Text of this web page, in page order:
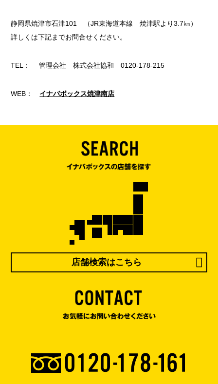
静岡県焼津市石津101 （JR東海道本線 焼津駅より3.7㎞）
詳しくは下記までお問合せください。
TEL： 管理会社 株式会社協和 0120-178-215
WEB： イナバボックス焼津南店
店舗検索はこちら